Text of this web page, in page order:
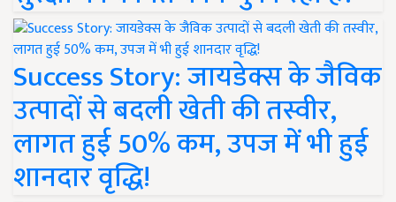
Success Story: जायडेक्स के जैविक
उत्पादों से बदली खेती की तस्वीर,
लागत हुई 50% कम, उपज में भी हुई
शानदार वृद्धि!